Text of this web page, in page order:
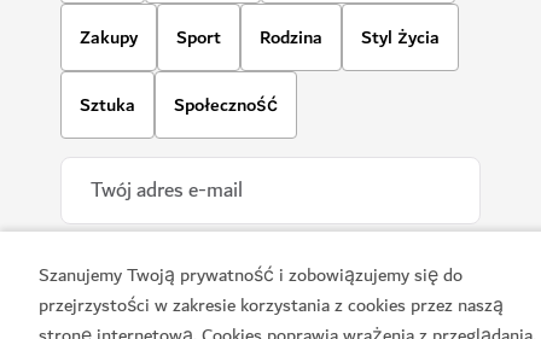
Szanujemy Twoją prywatność i zobowiązujemy się do
przejrzystości w zakresie korzystania z cookies przez naszą
Odwiedź pierwszy na świecie piłkarski park
tematyczny